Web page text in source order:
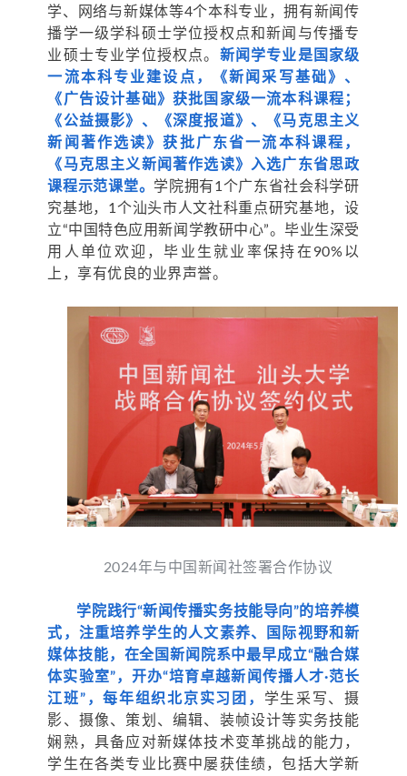
学、网络与新媒体等4个本科专业，拥有新闻传
播学一级学科硕士学位授权点和新闻与传播专
业硕士专业学位授权点。 新闻学专业是国家级
一流本科专业建设点，《新闻采写基础》、
《广告设计基础》获批国家级一流本科课程；
《公益摄影》、《深度报道》、《马克思主义
新闻著作选读》获批广东省一流本科课程，
《马克思主义新闻著作选读》入选广东省思政
课程示范课堂。 学院拥有1个广东省社会科学研
究基地，1个汕头市人文社科重点研究基地，设
立“中国特色应用新闻学教研中心”。毕业生深受
用人单位欢迎，毕业生就业率保持在90%以
上，享有优良的业界声誉。
2024年与中国新闻社签署合作协议
学院践行“新闻传播实务技能导向”的培养模
式，注重培养学生的人文素养、国际视野和新
媒体技能，在全国新闻院系中最早成立“融合媒
体实验室”，开办“培育卓越新闻传播人才·范长
江班”，每年组织北京实习团， 学生采写、摄
影、摄像、策划、编辑、装帧设计等实务技能
娴熟，具备应对新媒体技术变革挑战的能力，
学生在各类专业比赛中屡获佳绩，包括大学新